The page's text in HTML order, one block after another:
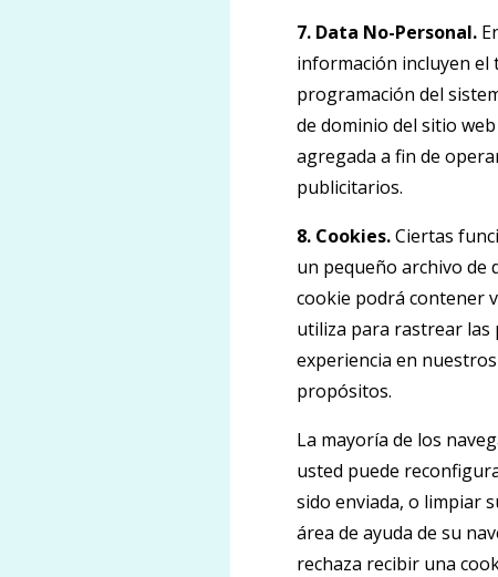
7. Data No-Personal.
información incluyen el
programación del
de dominio del sitio
agregada a fin de
publicitarios.
8. Cookies.Ciertas
un pequeño archivo de
cookie podrá contener
utiliza para rastrear las
experiencia en
propósitos.
La mayoría de los
usted puede
sido enviada, o limpiar
área de ayuda de su
rechaza recibir una